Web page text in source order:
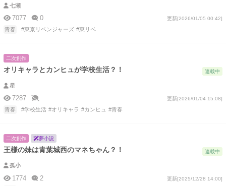
七瀬
7077 0 更新[2026/01/05 00:42]
青春 #東京リベンジャーズ #東リベ
二次創作
オリキャラとカンヒュが学校生活？！ 連載中
星
7287 更新[2026/01/04 15:08]
青春 #学校生活 #オリキャラ #カンヒュ #青春
二次創作 夢小説
王様の妹は青葉城西のマネちゃん？！ 連載中
孤小
1774 2 更新[2025/12/28 14:00]